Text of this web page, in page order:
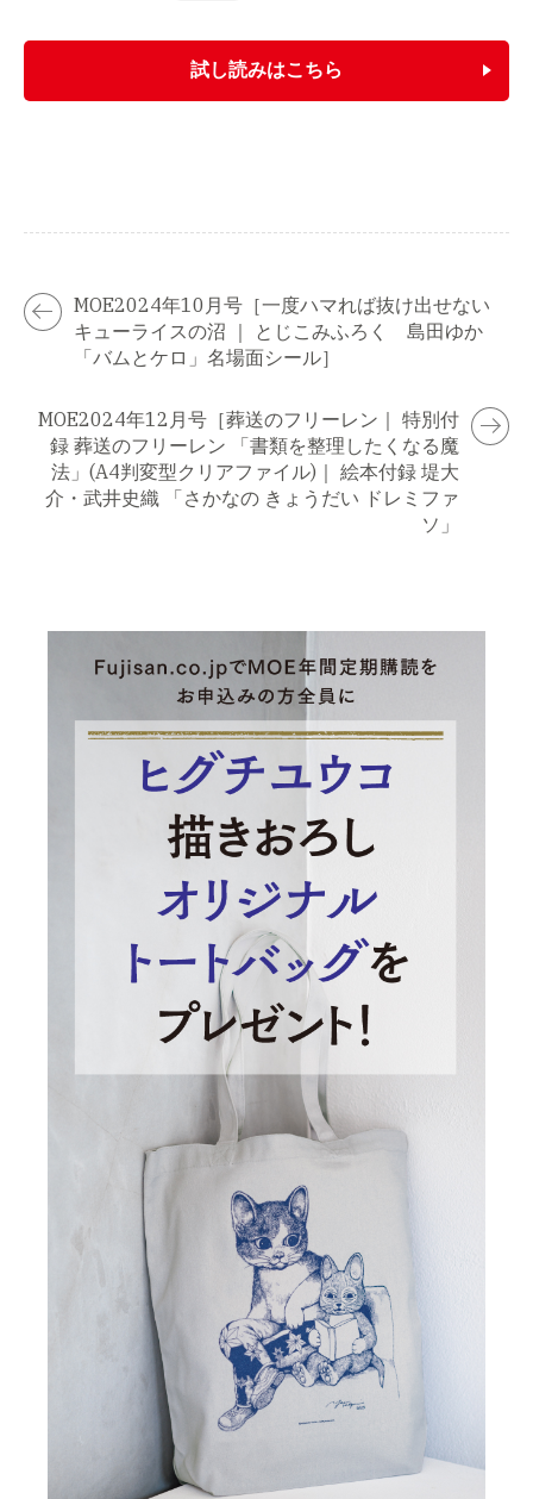
試し読みはこちら
MOE2024年10月号［一度ハマれば抜け出せない
キューライスの沼 ｜ とじこみふろく 島田ゆか
「バムとケロ」名場面シール］
MOE2024年12月号［葬送のフリーレン｜ 特別付
録 葬送のフリーレン 「書類を整理したくなる魔
法」(A4判変型クリアファイル)｜ 絵本付録 堤大
介・武井史織 「さかなの きょうだい ドレミファ
ソ」